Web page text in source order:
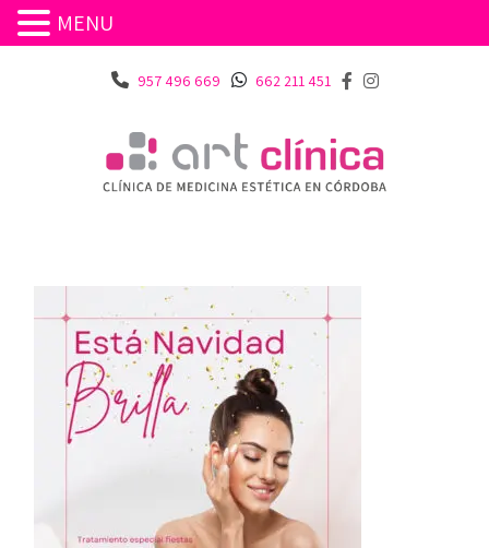
957 496 669 662 211 451
MENU